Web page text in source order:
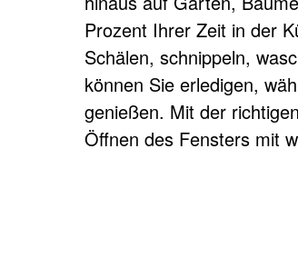
So nutzen Sie den
Prozent Ihrer Zeit in der
Schälen, schnippeln,
können Sie erledigen,
genießen. Mit der
Öffnen des Fensters mit